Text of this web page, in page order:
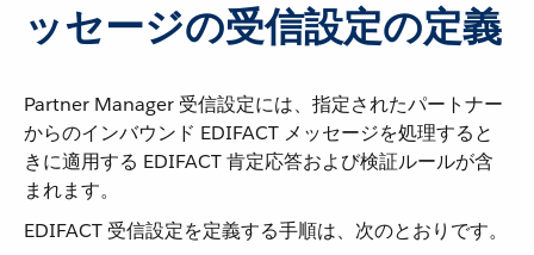
ッセージの受信設定の定義
Partner Manager 受信設定には、指定されたパートナー
からのインバウンド EDIFACT メッセージを処理すると
きに適用する EDIFACT 肯定応答および検証ルールが含
まれます。
EDIFACT 受信設定を定義する手順は、次のとおりです。